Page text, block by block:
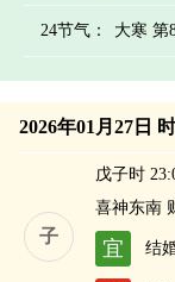
24节气： 大寒 第
2026年01月27日
子
戊子时
喜神东南
宜 结